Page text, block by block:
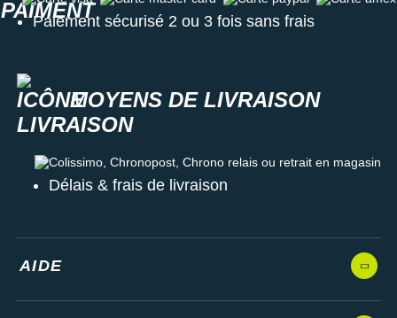
Paiement sécurisé 2 ou 3 fois sans frais
MOYENS DE LIVRAISON
Colissimo, Chronopost, Chrono relais ou retrait en magasin
Délais & frais de livraison
AIDE